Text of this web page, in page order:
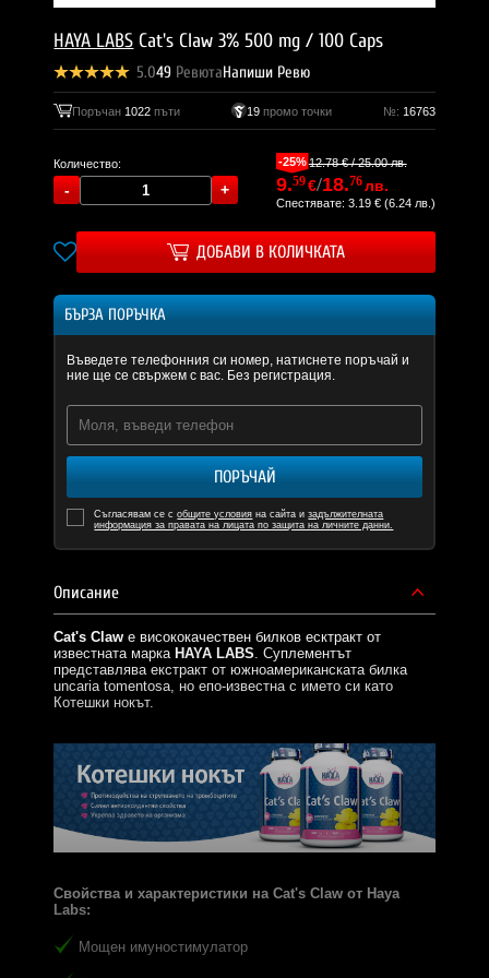
HAYA LABS Cat's Claw 3% 500 mg / 100 Caps
5.049 РевютаНапиши Ревю
Поръчан 1022 пъти 19промо точки №: 16763
Количество: -25%12.78 € / 25.00 лв.
9.59€/18.76лв.
Спестявате: 3.19 € (6.24 лв.)
ДОБАВИ В КОЛИЧКАТА
БЪРЗА ПОРЪЧКА
Въведете телефонния си номер, натиснете поръчай и
ние ще се свържем с вас. Без регистрация.
ПОРЪЧАЙ
Съгласявам се собщите условия на сайта изадължителната
информация за правата на лицата по защита на личните данни.
Описание
Cat's Clawе висококачествен билков есктракт от
известната марка HAYA LABS. Суплементът
представлява екстракт от южноамериканската билка
uncaria tomentosa, но епо-известна с името си като
Котешки нокът.
Свойства и характеристики наCat's Claw от Haya
Labs:
Мощен имуностимулатор